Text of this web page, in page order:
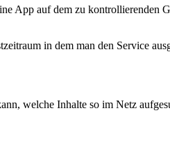
App auf dem zu kontrollierenden
in dem man den Service
welche Inhalte so im Netz